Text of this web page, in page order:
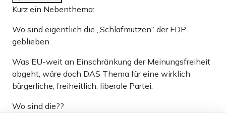
Kurz ein Nebenthema:
Wo sind eigentlich die „Schlafmützen“ der FDP
geblieben.
Was EU-weit an Einschränkung der Meinungsfreiheit
abgeht, wäre doch DAS Thema für eine wirklich
bürgerliche, freiheitlich, liberale Partei.
Wo sind die??